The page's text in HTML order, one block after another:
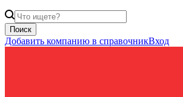
Поиск
Добавить компанию в справочникВход